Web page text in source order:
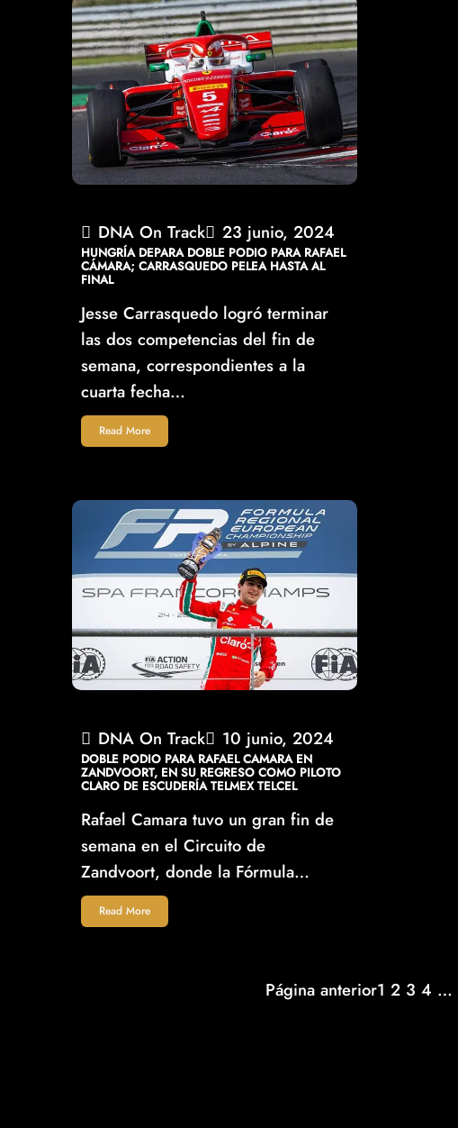
DNA On Track 23 junio, 2024
HUNGRÍA DEPARA DOBLE PODIO PARA RAFAEL
CÁMARA; CARRASQUEDO PELEA HASTA AL
FINAL
Jesse Carrasquedo logró terminar
las dos competencias del fin de
semana, correspondientes a la
cuarta fecha…
Read More
DNA On Track 10 junio, 2024
DOBLE PODIO PARA RAFAEL CAMARA EN
ZANDVOORT, EN SU REGRESO COMO PILOTO
CLARO DE ESCUDERÍA TELMEX TELCEL
Rafael Camara tuvo un gran fin de
semana en el Circuito de
Zandvoort, donde la Fórmula…
Read More
Página anterior1 2 3 4 …